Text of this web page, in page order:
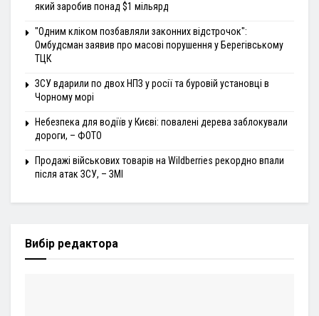
який заробив понад $1 мільярд
"Одним кліком позбавляли законних відстрочок":
Омбудсман заявив про масові порушення у Берегівському
ТЦК
ЗСУ вдарили по двох НПЗ у росії та буровій установці в
Чорному морі
Небезпека для водіїв у Києві: повалені дерева заблокували
дороги, – ФОТО
Продажі військових товарів на Wildberries рекордно впали
після атак ЗСУ, – ЗМІ
Вибір редактора